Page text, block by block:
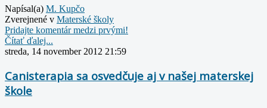
Napísal(a) M. Kupčo
Zverejnené v Materské školy
Pridajte komentár medzi prvými!
Čítať ďalej...
streda, 14 november 2012 21:59
Canisterapia sa osvedčuje aj v našej materskej
škole